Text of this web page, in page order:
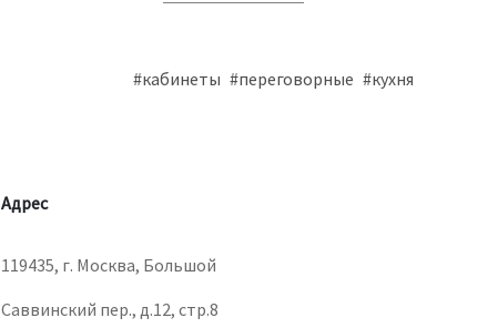
#кабинеты #переговорные #кухня
Адрес
119435, г. Москва, Большой
Саввинский пер., д.12, стр.8